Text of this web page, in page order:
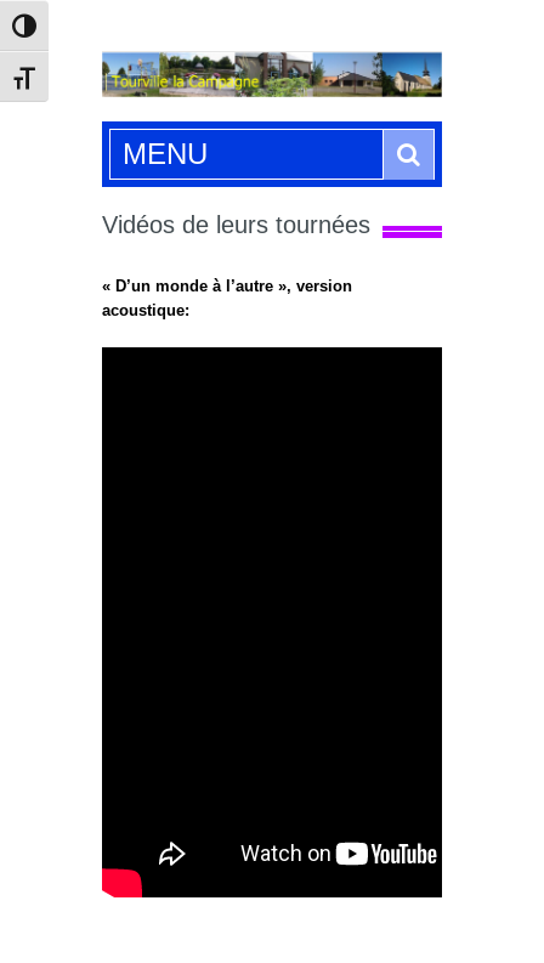
Passer en contraste élevé
Changer la taille de la police
MENU
Vidéos de leurs tournées
« D’un monde à l’autre », version
acoustique: